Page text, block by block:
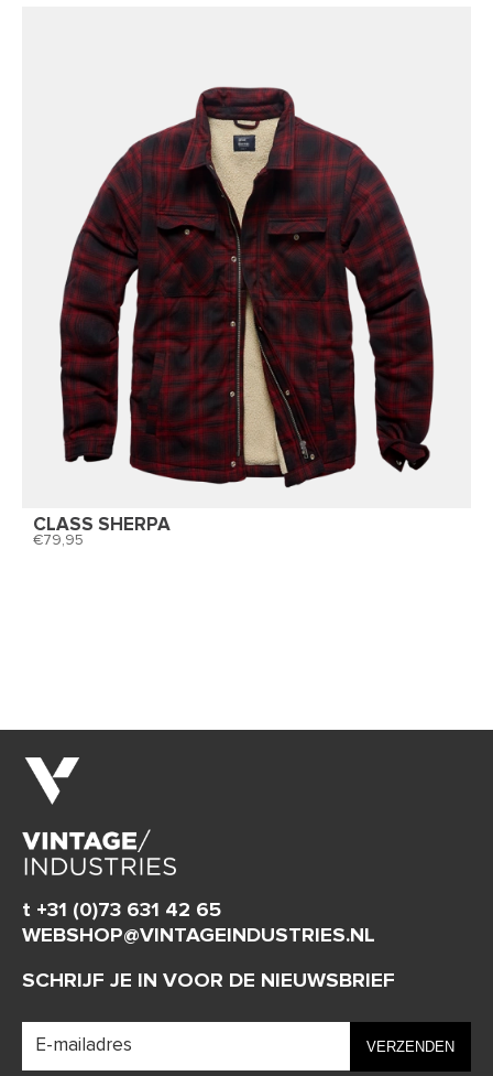
CLASS SHERPA
79,95
t +31 (0)73 631 42 65
WEBSHOP@VINTAGEINDUSTRIES.NL
SCHRIJF JE IN VOOR DE NIEUWSBRIEF